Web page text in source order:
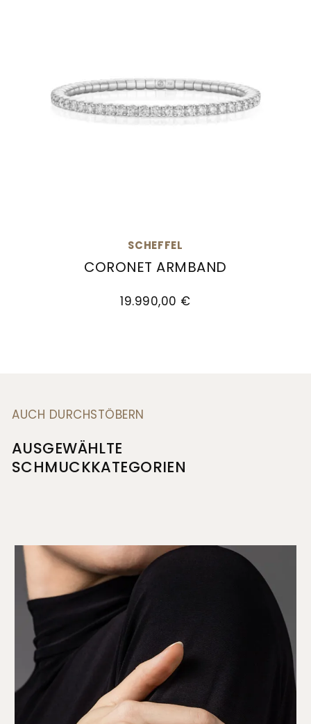
SCHEFFEL
CORONET ARMBAND
19.990,00 €
AUCH DURCHSTÖBERN
AUSGEWÄHLTE
SCHMUCKKATEGORIEN